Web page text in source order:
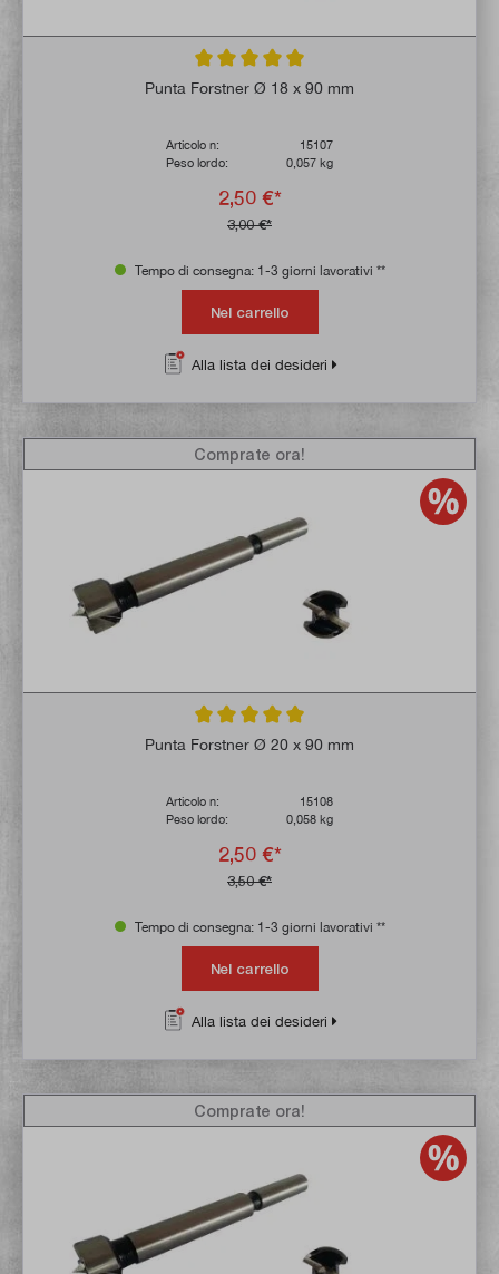
Valutazione media di 5 su 5 stelle
Punta Forstner Ø 18 x 90 mm
Articolo n:
15107
Peso lordo:
0,057 kg
2,50 €*
3,00 €*
Tempo di consegna: 1-3 giorni lavorativi **
Nel carrello
Alla lista dei desideri
Valutazione media di 5 su 5 stelle
Punta Forstner Ø 20 x 90 mm
Articolo n:
15108
Peso lordo:
0,058 kg
2,50 €*
3,50 €*
Comprate ora!
Tempo di consegna: 1-3 giorni lavorativi **
Nel carrello
Alla lista dei desideri
Comprate ora!